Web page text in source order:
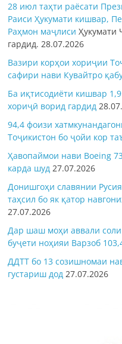
28 июл таҳти раёсати
Раиси Ҳукумати кишвар,
Раҳмон маҷлисиҲукумати
гардид.28.07.2026
Вазири корҳои хориҷии
сафири нави Кувайтро
Ба иқтисодиёти кишвар
хориҷӣ ворид гардид
94,4 фоизи
Тоҷикистон бо ҷойи кор
Ҳавопаймои нави Boeing
карда шуд 27.07.2026
Донишгоҳи славянии
таҳсил бо як қатор
27.07.2026
Дар шаш моҳи аввали
буҷети ноҳияи Варзоб
ДДТТ бо 13 созишномаи
густариш дод 27.07.2026